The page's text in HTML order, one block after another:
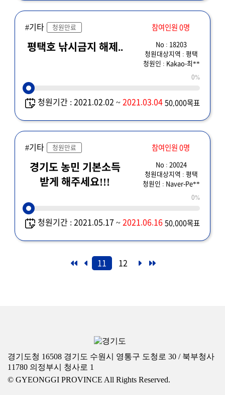
#기타 청원만료 참여인원 0명
평택호 낚시금지 해제..
No : 18203
청원대상지역 : 평택
청원인 : Kakao-최**
0%
청원기간 : 2021.02.02 ~2021.03.04 50,000목표
#기타 청원만료 참여인원 0명
경기도 농민 기본소득
받게 해주세요!!!
No : 20024
청원대상지역 : 평택
청원인 : Naver-Pe**
0%
청원기간 : 2021.05.17 ~2021.06.16 50,000목표
11 12
경기도청 16508 경기도 수원시 영통구 도청로 30 / 북부청사
11780 의정부시 청사로 1
© GYEONGGI PROVINCE All Rights Reserved.